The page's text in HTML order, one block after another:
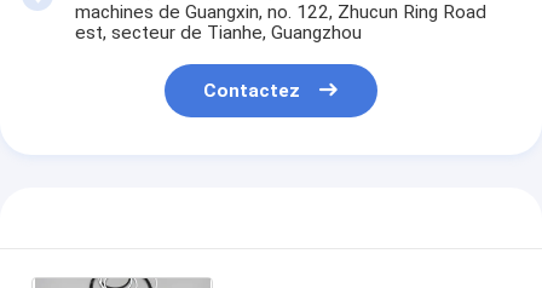
machines de Guangxin, no. 122, Zhucun Ring Road
est, secteur de Tianhe, Guangzhou
Contactez